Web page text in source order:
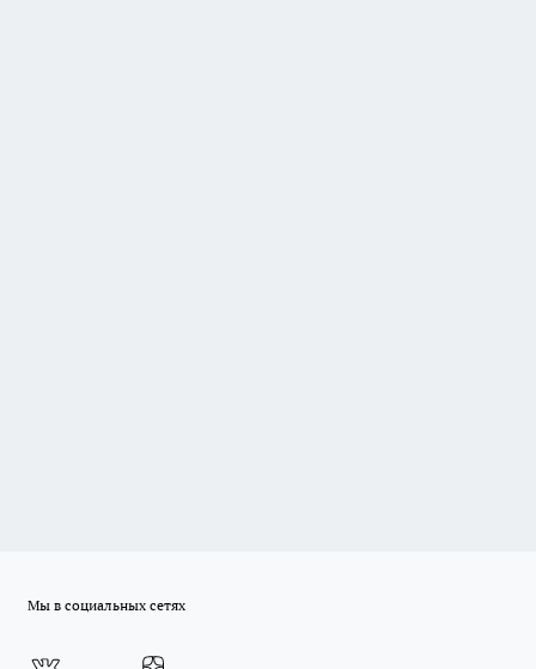
Мы в социальных сетях